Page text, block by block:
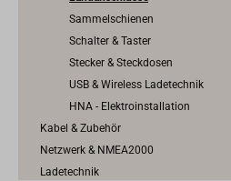
Sammelschienen
Schalter & Taster
Stecker & Steckdosen
USB & Wireless Ladetechnik
HNA - Elektroinstallation
Kabel & Zubehör
Netzwerk & NMEA2000
Ladetechnik